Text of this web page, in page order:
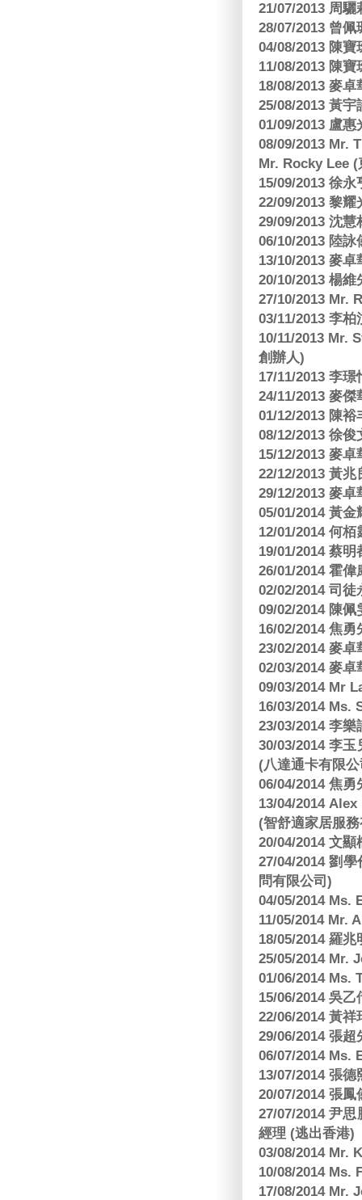
21/07/2013 周
28/07/2013 曾
04/08/2013 陳
11/08/2013 陳
18/08/2013 麥
25/08/2013 黃
01/09/2013 盧
08/09/2013 Mr.
Mr. Rocky Lee
15/09/2013 徐
22/09/2013 黎
29/09/2013 沈
06/10/2013 陸
13/10/2013 麥
20/10/2013 楊
27/10/2013 Mr.
03/11/2013 李
10/11/2013 Mr.
創辦人)
17/11/2013 李
24/11/2013 麥
01/12/2013 陳
08/12/2013 徐
15/12/2013 麥
22/12/2013 黃
29/12/2013 麥
05/01/2014 黃
12/01/2014 何
19/01/2014 蔡
26/01/2014 霍
02/02/2014 司
09/02/2014 陳
16/02/2014 焦
23/02/2014 麥
02/03/2014 麥
09/03/2014 Mr
16/03/2014 Ms.
23/03/2014 李
30/03/2014 李
(八達通卡有限
06/04/2014 焦
13/04/2014
(智舒適家居服
20/04/2014 文
27/04/2014 劉
問有限公司)
04/05/2014 Ms.
11/05/2014 Mr.
18/05/2014 羅
25/05/2014 Mr.
01/06/2014 Ms.
15/06/2014 吳
22/06/2014 黃
29/06/2014 張
06/07/2014 Ms.
13/07/2014 張
20/07/2014 張
27/07/2014 尹
經理 (逃出香港)
03/08/2014 Mr.
10/08/2014 Ms.
17/08/2014 Mr.